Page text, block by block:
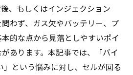
、もしくはインジェクション
わず、ガス欠やバッテリー、プ
的な点から見落としやすいポイ
あります。本記事では、「バイ
」という悩みに対し、セルが回る